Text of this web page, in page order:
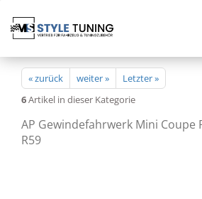
« zurück weiter »
Letzter »
6Artikel in dieser Kategorie
AP Gewindefahrwerk Mini Coupe
R59